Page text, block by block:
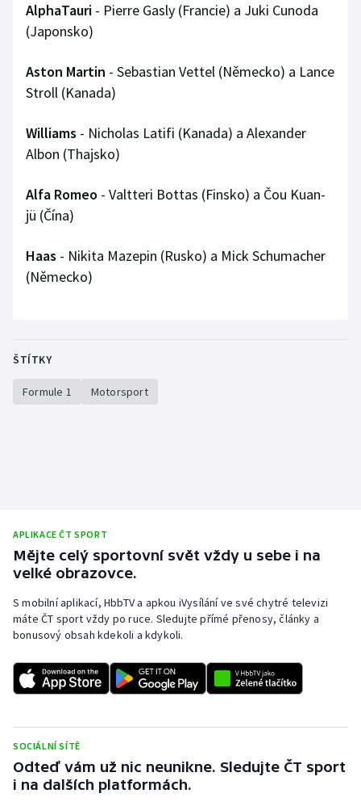
AlphaTauri - Pierre Gasly (Francie) a Juki Cunoda
(Japonsko)
Aston Martin - Sebastian Vettel (Německo) a Lance
Stroll (Kanada)
Williams - Nicholas Latifi (Kanada) a Alexander
Albon (Thajsko)
Alfa Romeo - Valtteri Bottas (Finsko) a Čou Kuan-
jü (Čína)
Haas - Nikita Mazepin (Rusko) a Mick Schumacher
(Německo)
ŠTÍTKY
Formule 1 Motorsport
APLIKACE ČT SPORT
Mějte celý sportovní svět vždy u sebe i na
velké obrazovce.
S mobilní aplikací, HbbTV a apkou iVysílání ve své chytré televizi
máte ČT sport vždy po ruce. Sledujte přímé přenosy, články a
bonusový obsah kdekoli a kdykoli.
SOCIÁLNÍ SÍTĚ
Odteď vám už nic neunikne. Sledujte ČT sport
i na dalších platformách.